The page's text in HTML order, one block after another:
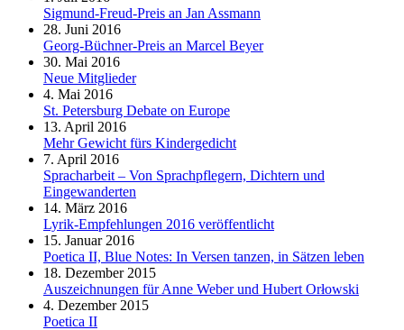
Sigmund-Freud-Preis an Jan Assmann
28. Juni 2016
Georg-Büchner-Preis an Marcel Beyer
30. Mai 2016
Neue Mitglieder
4. Mai 2016
St. Petersburg Debate on Europe
13. April 2016
Mehr Gewicht fürs Kindergedicht
7. April 2016
Spracharbeit – Von Sprachpflegern, Dichtern und
Eingewanderten
14. März 2016
Lyrik-Empfehlungen 2016 veröffentlicht
15. Januar 2016
Poetica II, Blue Notes: In Versen tanzen, in Sätzen leben
18. Dezember 2015
Auszeichnungen für Anne Weber und Hubert Orłowski
4. Dezember 2015
Poetica II